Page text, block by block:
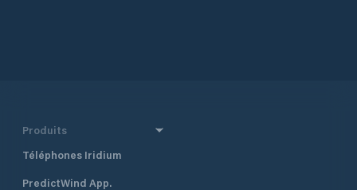
Produits
Téléphones Iridium
PredictWind App.